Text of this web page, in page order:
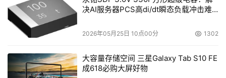
HP StorageWorks eva3000上开放支持。
HP StorageWorks拓展了灾难容忍、储存统合、业务永
2003年4月在新加坡亚太分公司，HP
决AI服务器PCS高di/dt瞬态负载冲击难
2026年05月25日 10点00分 1302
大容量存储空间 三星Galaxy Tab S10 FE
成618必购大屏好物